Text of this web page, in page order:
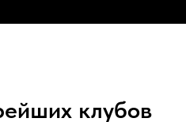
клубов